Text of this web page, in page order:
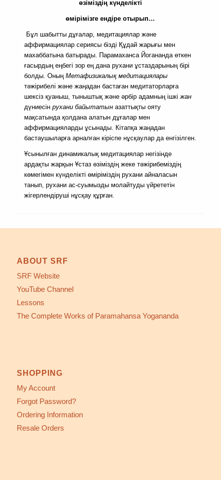
өзіміздің күнделікті
өмірімізге ендіре отырып…
Бұл шабытты дұғалар, медитациялар және
аффирмациялар сериясы бізді Құдай жарығы мен
махаббатына батырады. Парамаханса Йогананда өткен
ғасырдың еңбегі зор ең дана рухани ұстаздарының бірі
болды. Оның Метафизикалық медитациялары
тәжірибелі және жаңадан бастаған медитаторларға
шексіз қуаныш, тыныштық және әрбір адамның ішкі жан
дүниесін рухани байытатыназаттықты ояту
мақсатында қолдана алатын дұғалар мен
аффирмацияларды ұсынады. Кітапқа жаңадан
бастаушыларға арналған кіріспе нұсқаулар да енгізілген.
Ұсынылған динамикалық медитациялар негізінде
ардақты жарқын Ұстаз өзіміздің жеке тәжірибеміздің
көмегімен күнделікті өміріміздің рухани айналасын
танып, рухани ас-суымызды молайтуды үйрететін
жігерлендіруші нұсқау құрған.
ABOUT SRF
SRF Website
YouTube Channel
Lessons
The Complete Works of Paramahansa Yogananda
SHOPPING
My Account
Forgot Password?
Ordering Information
Resale Orders